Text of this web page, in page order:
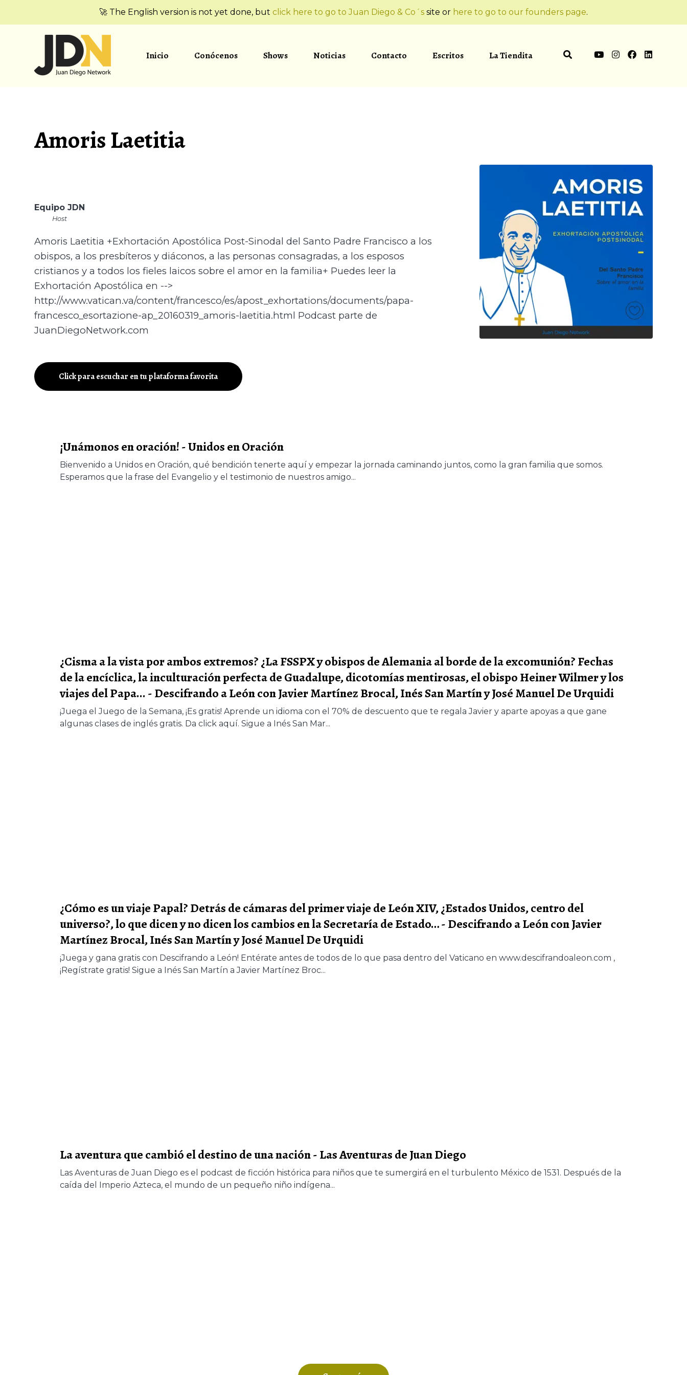
🚀 The English version is not yet done, but click here to go to Juan Diego & Co´s site or here to go to our founders page.
Inicio Conócenos Shows Noticias Contacto Escritos La Tiendita
Amoris Laetitia
Equipo JDN
Host
Amoris Laetitia +Exhortación Apostólica Post-Sinodal del Santo Padre Francisco a los
obispos, a los presbíteros y diáconos, a las personas consagradas, a los esposos
cristianos y a todos los fieles laicos sobre el amor en la familia+ Puedes leer la
Exhortación Apostólica en -->
http://www.vatican.va/content/francesco/es/apost_exhortations/documents/papa-
francesco_esortazione-ap_20160319_amoris-laetitia.html Podcast parte de
JuanDiegoNetwork.com
Click para escuchar en tu plataforma favorita
¡Unámonos en oración! - Unidos en Oración
Bienvenido a Unidos en Oración, qué bendición tenerte aquí y empezar la jornada caminando juntos, como la gran familia que somos.
Esperamos que la frase del Evangelio y el testimonio de nuestros amigo...
¿Cisma a la vista por ambos extremos? ¿La FSSPX y obispos de Alemania al borde de la excomunión? Fechas
de la encíclica, la inculturación perfecta de Guadalupe, dicotomías mentirosas, el obispo Heiner Wilmer y los
viajes del Papa... - Descifrando a León con Javier Martínez Brocal, Inés San Martín y José Manuel De Urquidi
¡Juega el Juego de la Semana, ¡Es gratis! Aprende un idioma con el 70% de descuento que te regala Javier y aparte apoyas a que gane
algunas clases de inglés gratis. Da click aquí. Sigue a Inés San Mar...
¿Cómo es un viaje Papal? Detrás de cámaras del primer viaje de León XIV, ¿Estados Unidos, centro del
universo?, lo que dicen y no dicen los cambios en la Secretaría de Estado… - Descifrando a León con Javier
Martínez Brocal, Inés San Martín y José Manuel De Urquidi
¡Juega y gana gratis con Descifrando a León! Entérate antes de todos de lo que pasa dentro del Vaticano en www.descifrandoaleon.com ,
¡Regístrate gratis! Sigue a Inés San Martín a Javier Martínez Broc...
La aventura que cambió el destino de una nación - Las Aventuras de Juan Diego
Las Aventuras de Juan Diego es el podcast de ficción histórica para niños que te sumergirá en el turbulento México de 1531. Después de la
caída del Imperio Azteca, el mundo de un pequeño niño indígena...